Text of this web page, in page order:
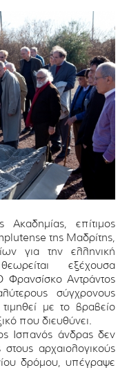
Ακαδημίας, επίτιμος
της Μαδρίτης,
για την ελληνική
εξέχουσα
Αντράντος
σύγχρονους
με το βραβείο
που διευθύνει.
Ισπανός άνδρας δεν
αρχαιολογικούς
δρόμου, υπέγραψε